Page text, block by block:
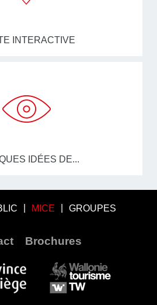
INTERACTIVE
IDÉES DE...
MICE GROUPES
Brochures